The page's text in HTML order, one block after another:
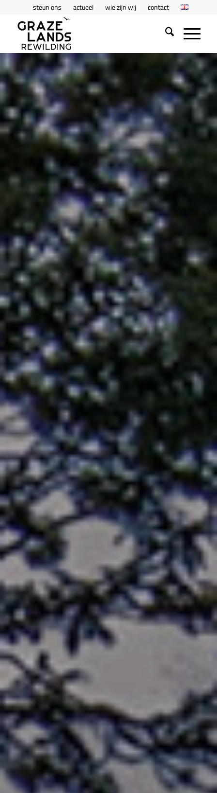
steun ons actueel wie zijn wij contact